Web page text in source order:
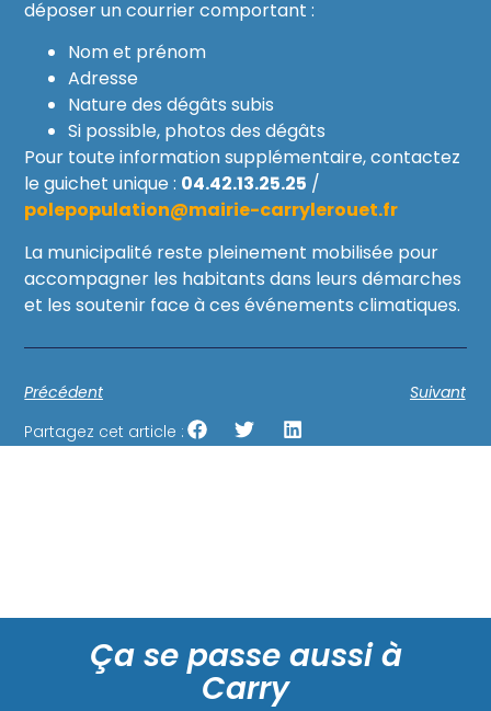
déposer un courrier comportant :
Nom et prénom
Adresse
Nature des dégâts subis
Si possible, photos des dégâts
Pour toute information supplémentaire, contactez
le guichet unique : 04.42.13.25.25 /
polepopulation@mairie-carrylerouet.fr
La municipalité reste pleinement mobilisée pour
accompagner les habitants dans leurs démarches
et les soutenir face à ces événements climatiques.
Précédent
Suivant
Partagez cet article :
Ça se passe aussi à
Carry